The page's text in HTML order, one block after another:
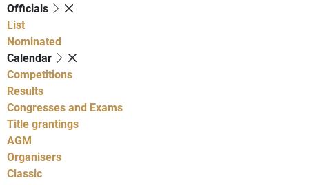
Officials
List
Nominated
Calendar
Competitions
Results
Congresses and Exams
Title grantings
AGM
Organisers
Classic